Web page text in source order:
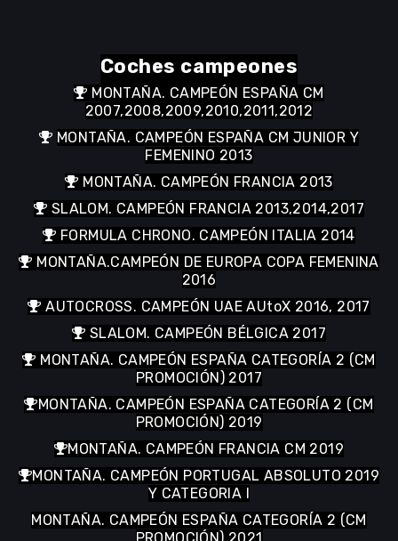
Coches campeones
MONTAÑA. CAMPEÓN ESPAÑA CM
2007,2008,2009,2010,2011,2012
MONTAÑA. CAMPEÓN ESPAÑA CM JUNIOR Y
FEMENINO 2013
MONTAÑA. CAMPEÓN FRANCIA 2013
SLALOM. CAMPEÓN FRANCIA 2013,2014,2017
FORMULA CHRONO. CAMPEÓN ITALIA 2014
MONTAÑA.CAMPEÓN DE EUROPA COPA FEMENINA
2016
AUTOCROSS. CAMPEÓN UAE AUtoX 2016, 2017
SLALOM. CAMPEÓN BÉLGICA 2017
MONTAÑA. CAMPEÓN ESPAÑA CATEGORÍA 2 (CM
PROMOCIÓN) 2017
MONTAÑA. CAMPEÓN ESPAÑA CATEGORÍA 2 (CM
PROMOCIÓN) 2019
MONTAÑA. CAMPEÓN FRANCIA CM 2019